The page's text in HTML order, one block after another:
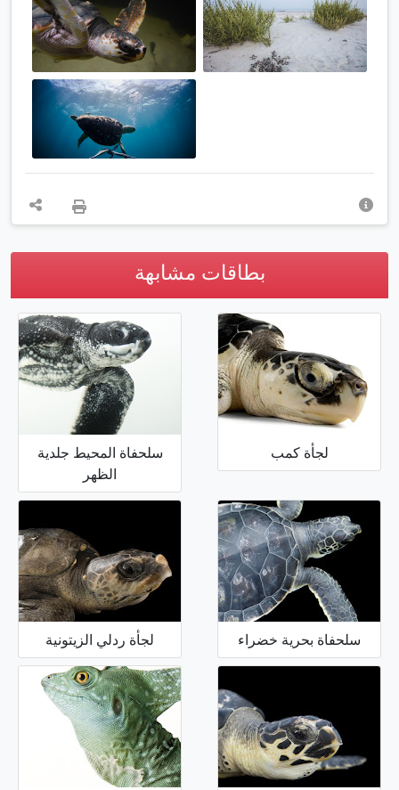
بطاقات مشابهة
لجأة كمب
سلحفاة المحيط جلدية
الظهر
سلحفاة بحرية خضراء لجأة ردلي الزيتونية